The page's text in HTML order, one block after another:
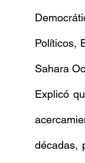
Políticos,
Sahara
Explicó
décadas,